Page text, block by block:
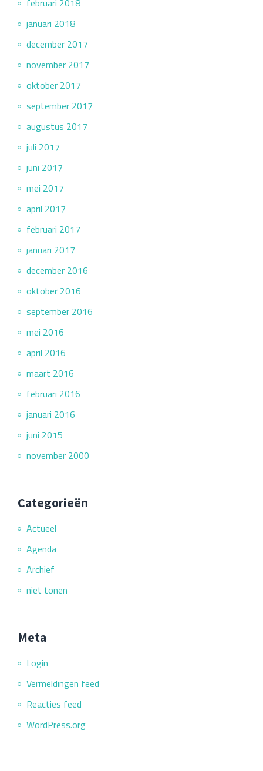
februari 2018
januari 2018
december 2017
november 2017
oktober 2017
september 2017
augustus 2017
juli 2017
juni 2017
mei 2017
april 2017
februari 2017
januari 2017
december 2016
oktober 2016
september 2016
mei 2016
april 2016
maart 2016
februari 2016
januari 2016
juni 2015
november 2000
Categorieën
Actueel
Agenda
Archief
niet tonen
Meta
Login
Vermeldingen feed
Reacties feed
WordPress.org